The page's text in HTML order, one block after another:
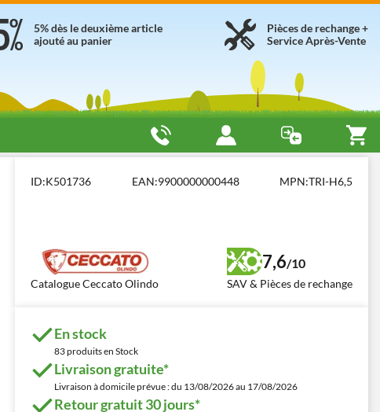
Pièces de rechange +
Service Après-Vente
5% dès le deuxième article
ajouté au panier
ID:K501736 EAN:9900000000448 MPN:TRI-H6,5
Catalogue Ceccato Olindo
7,6/10
SAV & Pièces de rechange
En stock
83 produits en Stock
Livraison gratuite*
Livraison à domicile prévue : du 13/08/2026 au 17/08/2026
Retour gratuit 30 jours*